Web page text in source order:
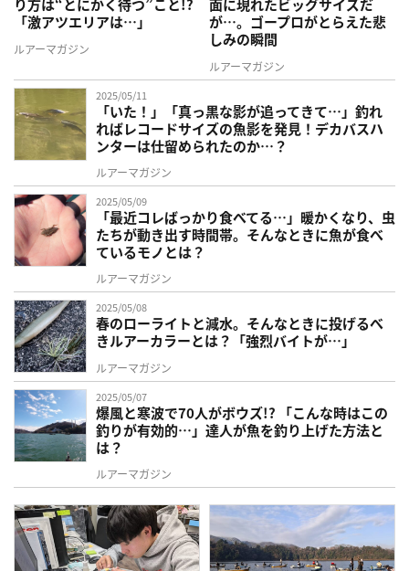
り方は“とにかく待つ”こと!?
「激アツエリアは…」
ルアーマガジン
面に現れたビッグサイズだ
が…。ゴープロがとらえた悲
しみの瞬間
ルアーマガジン
2025/05/11
「いた！」「真っ黒な影が追ってきて…」釣れ
ればレコードサイズの魚影を発見！デカバスハ
ンターは仕留められたのか…？
ルアーマガジン
2025/05/09
「最近コレばっかり食べてる…」暖かくなり、虫
たちが動き出す時間帯。そんなときに魚が食べ
ているモノとは？
ルアーマガジン
2025/05/08
春のローライトと減水。そんなときに投げるべ
きルアーカラーとは？「強烈バイトが…」
ルアーマガジン
2025/05/07
爆風と寒波で70人がボウズ!? 「こんな時はこの
釣りが有効的…」達人が魚を釣り上げた方法と
は？
ルアーマガジン